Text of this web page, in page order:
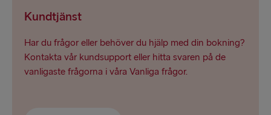
Kundtjänst
Har du frågor eller behöver du hjälp med din bokning?
Kontakta vår kundsupport eller hitta svaren på de
vanligaste frågorna i våra Vanliga frågor.